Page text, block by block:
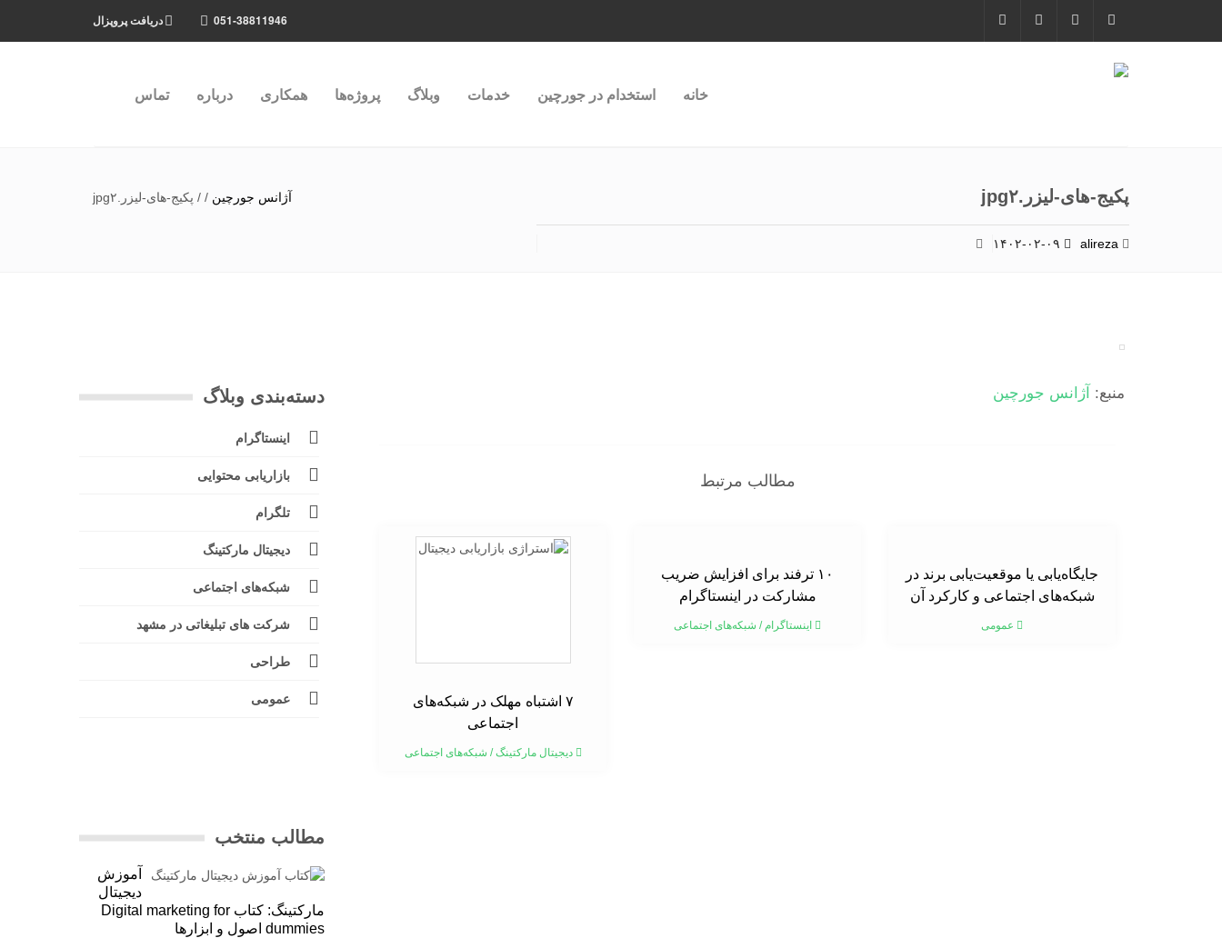
دریافت پروپزال 051-38811946
خانه استخدام در جورچین خدمات وبلاگ پروژه‌ها همکاری درباره تماس
پکیج-های-لیزر.jpg۲
alireza
آژانس جورچین /
/ پکیج-های-لیزر.jpg۲
منبع: آژانس جورچین
مطالب مرتبط
جایگاه‌یابی یا موقعیت‌یابی برند در
شبکه‌های اجتماعی و کارکرد آن
عمومی
۱۰ ترفند برای افزایش ضریب
مشارکت در اینستاگرام
اینستاگرام / شبکه‌های اجتماعی
۷ اشتباه مهلک در شبکه‌های
اجتماعی
دیجیتال مارکتینگ/ شبکه‌های اجتماعی
دسته‌بندی وبلاگ
اینستاگرام
بازاریابی محتوایی
تلگرام
دیجیتال مارکتینگ
شبکه‌های اجتماعی
شرکت های تبلیغاتی در مشهد
طراحی
عمومی
مطالب منتخب
آموزش
دیجیتال
مارکتینگ: کتاب Digital marketing for
dummies اصول و ابزارها